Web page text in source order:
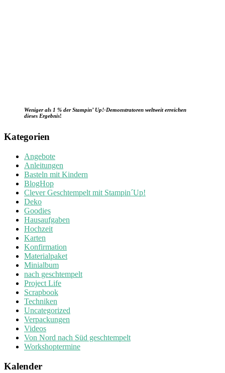
Weniger als 1 % der Stampin’ Up!-Demonstratoren weltweit erreichen
dieses Ergebnis!
Kategorien
Angebote
Anleitungen
Basteln mit Kindern
BlogHop
Clever Geschtempelt mit Stampin´Up!
Deko
Goodies
Hausaufgaben
Hochzeit
Karten
Konfirmation
Materialpaket
Minialbum
nach geschtempelt
Project Life
Scrapbook
Techniken
Uncategorized
Verpackungen
Videos
Von Nord nach Süd geschtempelt
Workshoptermine
Kalender